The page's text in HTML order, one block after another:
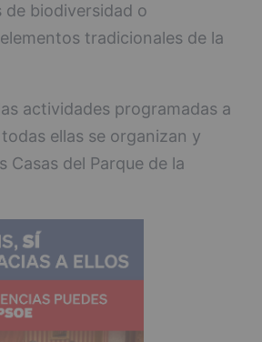
de biodiversidad o
tradicionales de la
actividades programadas a
ellas se organizan y
Casas del Parque de la